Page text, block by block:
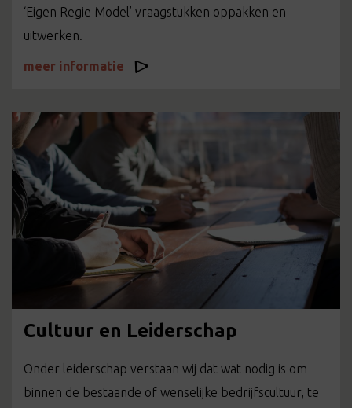
‘Eigen Regie Model’ vraagstukken oppakken en
uitwerken.
meer informatie
Cultuur en Leiderschap
Onder leiderschap verstaan wij dat wat nodig is om
binnen de bestaande of wenselijke bedrijfscultuur, te